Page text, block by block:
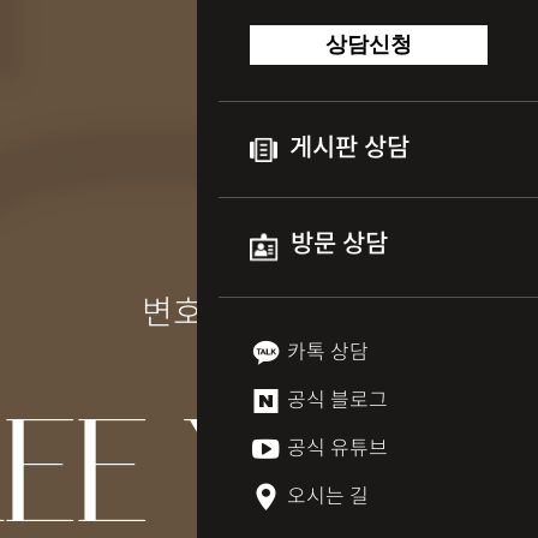
상담신청
게시판 상담
방문 상담
카톡 상담
공식 블로그
공식 유튜브
오시는 길
변호사 이예지
YEJI